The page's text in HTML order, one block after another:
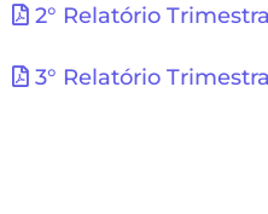
2° Relatório
3° Relatório